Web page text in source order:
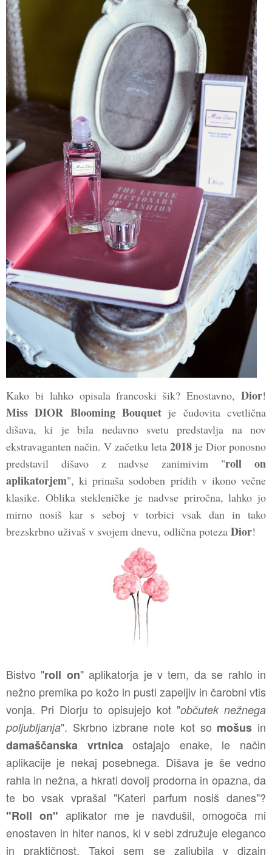
Kako bi lahko opisala francoski šik? Enostavno, Dior!
Miss DIOR Blooming Bouquet je čudovita cvetlična
dišava, ki je bila nedavno svetu predstavlja na nov
ekstravaganten način. V začetku leta 2018 je Dior ponosno
predstavil dišavo z nadvse zanimivim "roll on
aplikatorjem", ki prinaša sodoben pridih v ikono večne
klasike. Oblika stekleničke je nadvse priročna, lahko jo
mirno nosiš kar s seboj v torbici vsak dan in tako
brezskrbno uživaš v svojem dnevu, odlična poteza Dior!
Bistvo "roll on" aplikatorja je v tem, da se rahlo in
nežno premika po kožo in pusti zapeljiv in čarobni vtis
vonja. Pri Diorju to opisujejo kot "občutek nežnega
poljubljanja". Skrbno izbrane note kot so mošus in
damaščanska vrtnicaostajajo enake, le način
aplikacije je nekaj posebnega. Dišava je še vedno
rahla in nežna, a hkrati dovolj prodorna in opazna, da
te bo vsak vprašal "Kateri parfum nosiš danes"?
"Roll on" aplikator me je navdušil, omogoča mi
enostaven in hiter nanos, ki v sebi združuje eleganco
in praktičnost. Takoj sem se zaljubila v dizajn